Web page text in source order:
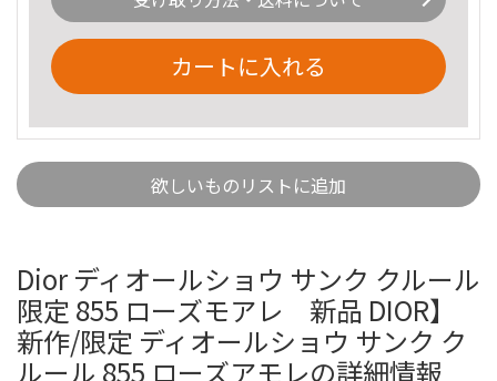
カートに入れる
欲しいものリストに追加
Dior ディオールショウ サンク クルール
限定 855 ローズモアレ 新品 DIOR】
新作/限定 ディオールショウ サンク ク
ルール 855 ローズアモレの詳細情報